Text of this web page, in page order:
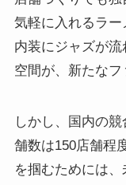
気軽に入れるラ
内装にジャズが
空間が、新たなフ
しかし、国内の
舗数は150店舗程
を掴むためには